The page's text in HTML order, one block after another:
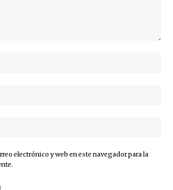
electrónico y web en este navegador para la